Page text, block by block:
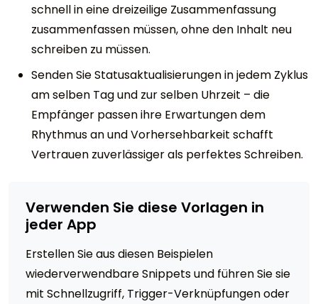
schnell in eine dreizeilige Zusammenfassung
zusammenfassen müssen, ohne den Inhalt neu
schreiben zu müssen.
Senden Sie Statusaktualisierungen in jedem Zyklus
am selben Tag und zur selben Uhrzeit – die
Empfänger passen ihre Erwartungen dem
Rhythmus an und Vorhersehbarkeit schafft
Vertrauen zuverlässiger als perfektes Schreiben.
Verwenden Sie diese Vorlagen in
jeder App
Erstellen Sie aus diesen Beispielen
wiederverwendbare Snippets und führen Sie sie
mit Schnellzugriff, Trigger-Verknüpfungen oder